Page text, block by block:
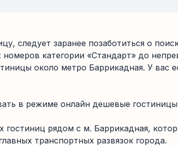
следует заранее позаботиться о
категории «Стандарт» до
около метро Баррикадная. У вас
в режиме онлайн дешевые
рядом с м. Баррикадная,
транспортных развязок города.